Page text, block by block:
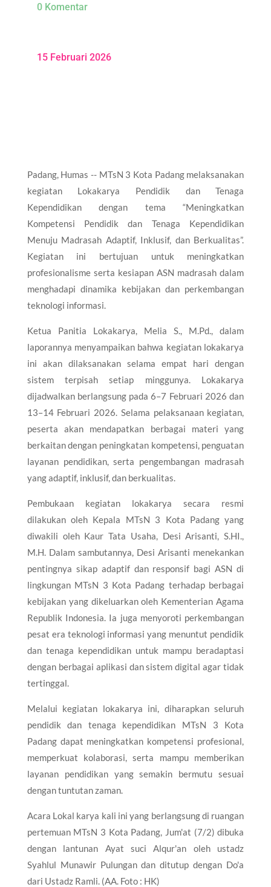
0 Komentar
15 Februari 2026
Padang, Humas -- MTsN 3 Kota Padang melaksanakan
kegiatan Lokakarya Pendidik dan Tenaga
Kependidikan dengan tema “Meningkatkan
Kompetensi Pendidik dan Tenaga Kependidikan
Menuju Madrasah Adaptif, Inklusif, dan Berkualitas”.
Kegiatan ini bertujuan untuk meningkatkan
profesionalisme serta kesiapan ASN madrasah dalam
menghadapi dinamika kebijakan dan perkembangan
teknologi informasi.
Ketua Panitia Lokakarya, Melia S., M.Pd., dalam
laporannya menyampaikan bahwa kegiatan lokakarya
ini akan dilaksanakan selama empat hari dengan
sistem terpisah setiap minggunya. Lokakarya
dijadwalkan berlangsung pada 6–7 Februari 2026 dan
13–14 Februari 2026. Selama pelaksanaan kegiatan,
peserta akan mendapatkan berbagai materi yang
berkaitan dengan peningkatan kompetensi, penguatan
layanan pendidikan, serta pengembangan madrasah
yang adaptif, inklusif, dan berkualitas.
Pembukaan kegiatan lokakarya secara resmi
dilakukan oleh Kepala MTsN 3 Kota Padang yang
diwakili oleh Kaur Tata Usaha, Desi Arisanti, S.HI.,
M.H. Dalam sambutannya, Desi Arisanti menekankan
pentingnya sikap adaptif dan responsif bagi ASN di
lingkungan MTsN 3 Kota Padang terhadap berbagai
kebijakan yang dikeluarkan oleh Kementerian Agama
Republik Indonesia. Ia juga menyoroti perkembangan
pesat era teknologi informasi yang menuntut pendidik
dan tenaga kependidikan untuk mampu beradaptasi
dengan berbagai aplikasi dan sistem digital agar tidak
tertinggal.
Melalui kegiatan lokakarya ini, diharapkan seluruh
pendidik dan tenaga kependidikan MTsN 3 Kota
Padang dapat meningkatkan kompetensi profesional,
memperkuat kolaborasi, serta mampu memberikan
layanan pendidikan yang semakin bermutu sesuai
dengan tuntutan zaman.
Acara Lokal karya kali ini yang berlangsung di ruangan
pertemuan MTsN 3 Kota Padang, Jum'at (7/2) dibuka
dengan lantunan Ayat suci Alqur'an oleh ustadz
Syahlul Munawir Pulungan dan ditutup dengan Do'a
dari Ustadz Ramli. (AA. Foto : HK)